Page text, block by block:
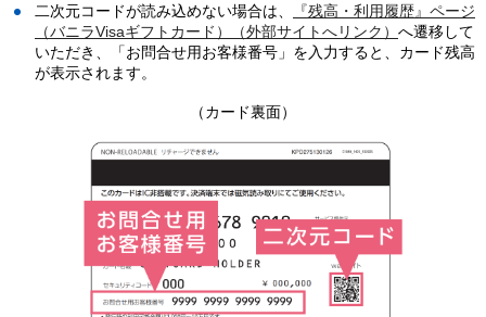
二次元コードが読み込めない場合は、
『残高・利用履歴』ページ
（バニラVisaギフトカード）（外部サイトへリンク） へ遷移して
いただき、「お問合せ用お客様番号」を入力すると、カード残高
が表示されます。
（カード裏面）